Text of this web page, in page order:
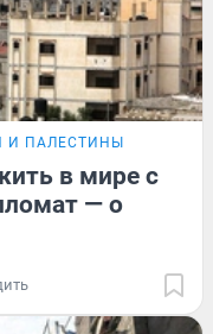
И ПАЛЕСТИНЫ
в мире с
— о